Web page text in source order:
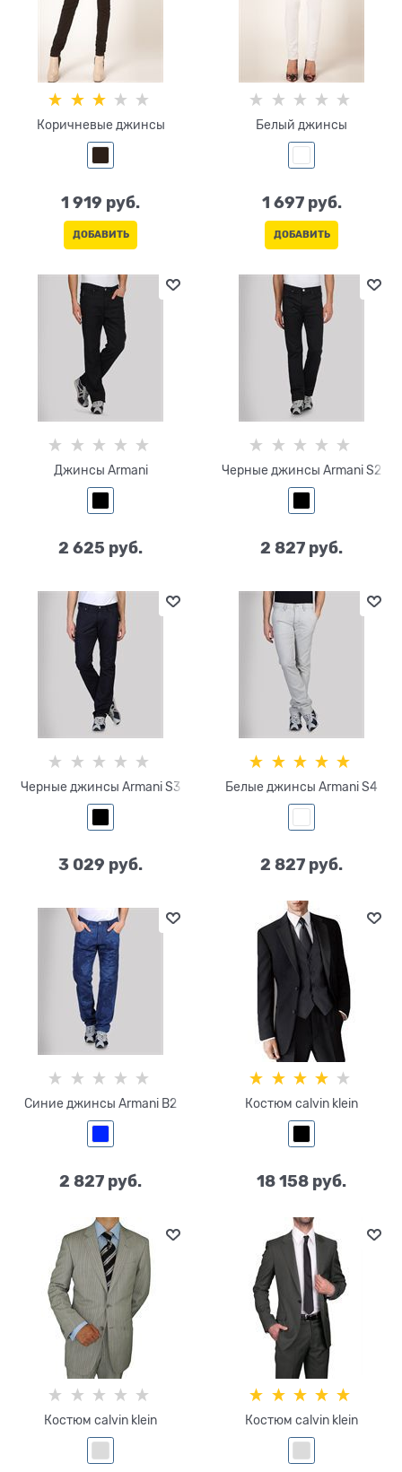
Коричневые джинсы
1 919 руб.
ДОБАВИТЬ
Белый джинсы
1 697 руб.
ДОБАВИТЬ
Джинсы Armani
2 625 руб.
Черные джинсы Armani S2
2 827 руб.
Черные джинсы Armani S3
3 029 руб.
Белые джинсы Armani S4
2 827 руб.
Синие джинсы Armani B2
2 827 руб.
Костюм calvin klein
18 158 руб.
Костюм calvin klein Костюм calvin klein